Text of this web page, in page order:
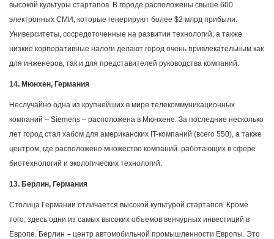
высокой культуры стартапов. В городе расположены свыше 600
электронных СМИ, которые генерируют более $2 млрд прибыли.
Университеты, сосредоточенные на развитии технологий, а также
низкие корпоративные налоги делают город очень привлекательным как
для инженеров, так и для представителей руководства компаний.
14. Мюнхен, Германия
Неслучайно одна из крупнейших в мире телекоммуникационных
компаний – Siemens – расположена в Мюнхене. За последние несколько
лет город стал хабом для американских IT-компаний (всего 550), а также
центром, где расположено множество компаний. работающих в сфере
биотехнологий и экологических технологий.
13. Берлин, Германия
Столица Германии отличается высокой культурой стартапов. Кроме
того, здесь одни из самых высоких объемов венчурных инвестиций в
Европе. Берлин – центр автомобильной промышленности Европы. Это